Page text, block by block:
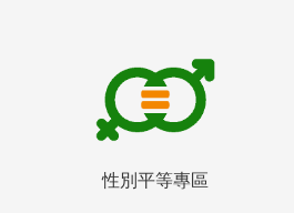
性別平等專區